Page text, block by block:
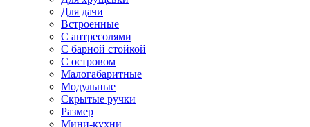
Для дачи
Встроенные
С антресолями
С барной стойкой
С островом
Малогабаритные
Модульные
Скрытые ручки
Размер
Мини-кухни